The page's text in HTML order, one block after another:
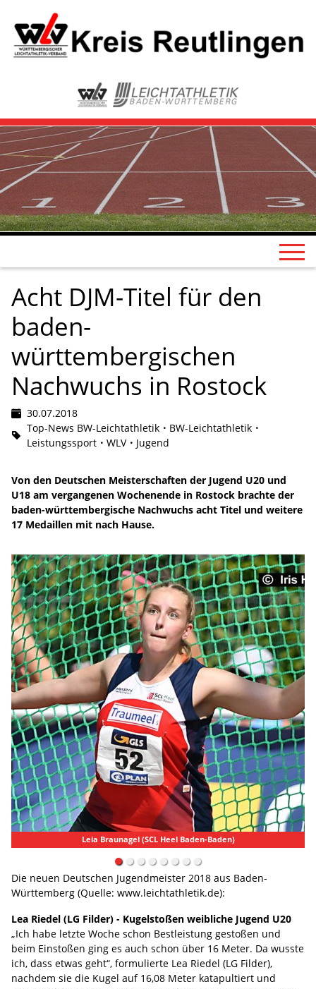
Acht DJM-Titel für den
baden-
württembergischen
Nachwuchs in Rostock
30.07.2018
Top-News BW-Leichtathletik
BW-Leichtathletik
Leistungssport
WLV Jugend
Von den Deutschen Meisterschaften der Jugend U20 und
U18 am vergangenen Wochenende in Rostock brachte der
baden-württembergische Nachwuchs acht Titel und weitere
17 Medaillen mit nach Hause.
Lea Riedel (LG Filder)
Die neuen Deutschen Jugendmeister 2018 aus Baden-
Württemberg (Quelle: www.leichtathletik.de):
Lea Riedel (LG Filder) - Kugelstoßen weibliche Jugend U20
„Ich habe letzte Woche schon Bestleistung gestoßen und
beim Einstoßen ging es auch schon über 16 Meter. Da wusste
ich, dass etwas geht“, formulierte Lea Riedel (LG Filder),
nachdem sie die Kugel auf 16,08 Meter katapultiert und